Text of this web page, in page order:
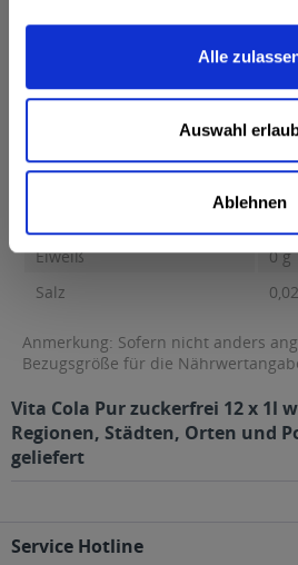
Alle
Auswahl
Ablehnen
Eiweiß
0 g
Salz
Anmerkung: Sofern nicht anders
Bezugsgröße für die
Vita Cola Pur zuckerfrei 12 x 1l
Regionen, Städten, Orten und
geliefert
Service Hotline